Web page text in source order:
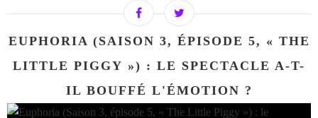
EUPHORIA (SAISON 3, ÉPISODE 5, « THE
LITTLE PIGGY ») : LE SPECTACLE A-T-
IL BOUFFÉ L'ÉMOTION ?